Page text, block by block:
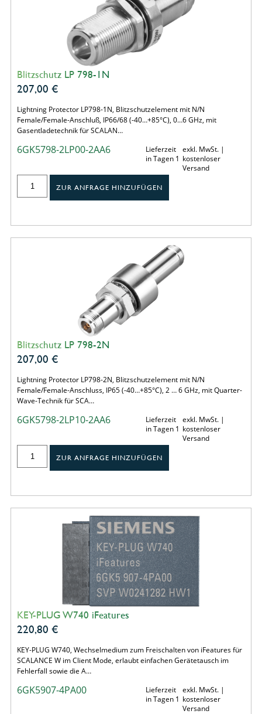
Blitzschutz LP 798-1N
207,00 €
Lightning Protector LP798-1N, Blitzschutzelement mit N/N
Female/Female-Anschluß, IP66/68 (-40…+85°C), 0…6 GHz, mit
Gasentladetechnik für SCALAN…
6GK5798-2LP00-2AA6
Lieferzeit
in Tagen 1
exkl. MwSt. |
kostenloser
Versand
ZUR ANFRAGE HINZUFÜGEN
Blitzschutz LP 798-2N
207,00 €
Lightning Protector LP798-2N, Blitzschutzelement mit N/N
Female/Female-Anschluss, IP65 (-40…+85°C), 2 … 6 GHz, mit Quarter-
Wave-Technik für SCA…
6GK5798-2LP10-2AA6
Lieferzeit
in Tagen 1
exkl. MwSt. |
kostenloser
Versand
ZUR ANFRAGE HINZUFÜGEN
KEY-PLUG W740 iFeatures
220,80 €
KEY-PLUG W740, Wechselmedium zum Freischalten von iFeatures für
SCALANCE W im Client Mode, erlaubt einfachen Gerätetausch im
Fehlerfall sowie die A…
6GK5907-4PA00
Lieferzeit
in Tagen 1
exkl. MwSt. |
kostenloser
Versand